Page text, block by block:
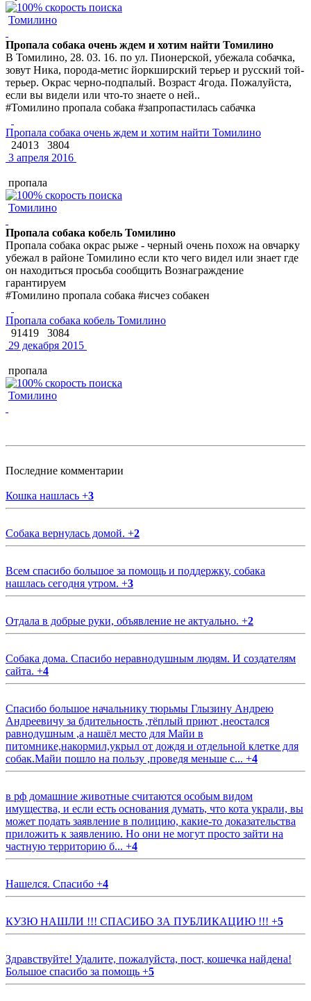
Томилино
Пропала собака очень ждем и хотим найти Томилино
В Томилино, 28. 03. 16. по ул. Пионерской, убежала собачка,
зовут Ника, порода-метис йоркширский терьер и русский той-
терьер. Окрас черно-подпалый. Возраст 4года. Пожалуйста,
если вы видели или что-то знаете о ней..
#Томилино пропала собака #запропастилась сабачка
Пропала собака очень ждем и хотим найти Томилино
24013
3804
3 апреля 2016
пропала
Томилино
Пропала собака кобель Томилино
Пропала собака окрас рыже - черный очень похож на овчарку
убежал в районе Томилино если кто чего видел или знает где
он находиться просьба сообщить Вознаграждение
гарантируем
#Томилино пропала собака #исчез собакен
Пропала собака кобель Томилино
91419
3084
29 декабря 2015
пропала
Томилино
Последние комментарии
Кошка нашлась +3
Собака вернулась домой. +2
Всем спасибо большое за помощь и поддержку, собака
нашлась сегодня утром. +3
Отдала в добрые руки, объявление не актуально. +2
Собака дома. Спасибо неравнодушным людям. И создателям
сайта. +4
Спасибо большое начальнику тюрьмы Глызину Андрею
Андреевичу за бдительность ,тёплый приют ,неостался
равнодушным ,а нашёл место для Майи в
питомнике,накормил,укрыл от дождя и отдельной клетке для
собак.Майи пошло на пользу ,проведя меньше с... +4
в рф домашние животные считаются особым видом
имущества, и если есть основания думать, что кота украли, вы
может подать заявление в полицию, какие-то доказательства
приложить к заявлению. Но они не могут просто зайти на
частную территорию б... +4
Нашелся. Спасибо +4
КУЗЮ НАШЛИ !!! СПАСИБО ЗА ПУБЛИКАЦИЮ !!! +5
Здравствуйте! Удалите, пожалуйста, пост, кошечка найдена!
Большое спасибо за помощь +5